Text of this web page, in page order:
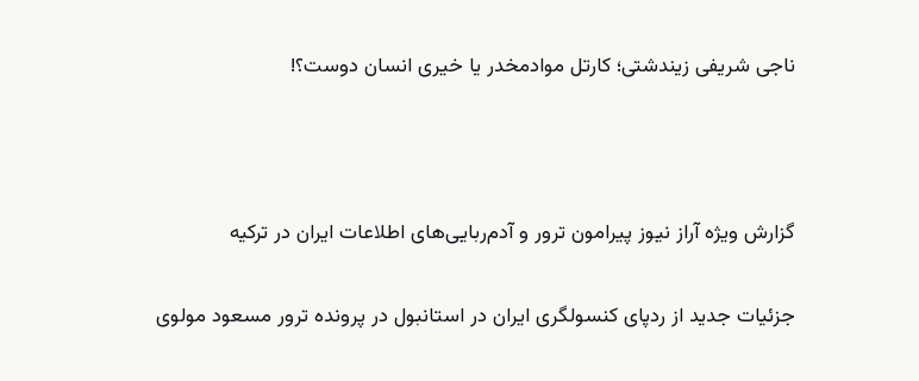
ناجی شریفی زیندشتی؛ کارتل موادمخدر یا خیری انسان دوست؟!
گزارش ویژه آراز نیوز پیرامون ترور و آدم‌ربایی‌های اطلاعات ایران در ترکیه
جزئیات جدید از ردپای کنسولگری ایران در استانبول در پرونده ترور مسعود مولوی